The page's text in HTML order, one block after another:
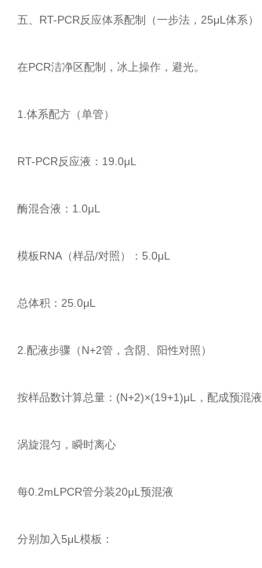
五、RT-PCR反应体系配制（一步法，25μL体系）
在PCR洁净区配制，冰上操作，避光。
1.体系配方（单管）
RT-PCR反应液：19.0μL
酶混合液：1.0μL
模板RNA（样品/对照）：5.0μL
总体积：25.0μL
2.配液步骤（N+2管，含阴、阳性对照）
按样品数计算总量：(N+2)×(19+1)μL，配成预混液
涡旋混匀，瞬时离心
每0.2mLPCR管分装20μL预混液
分别加入5μL模板：